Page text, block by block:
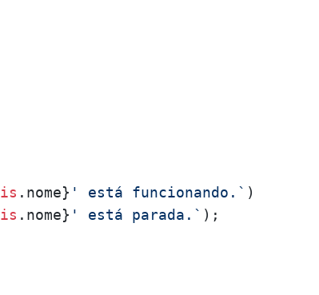
.nome} ' está funcionando.` )
.nome} ' está parada.` );